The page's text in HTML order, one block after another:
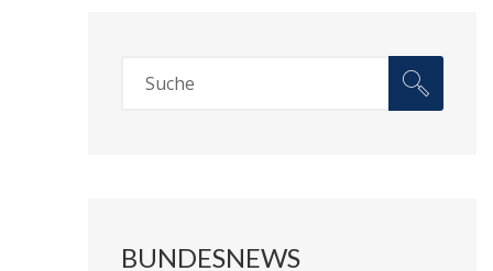
BUNDESNEWS